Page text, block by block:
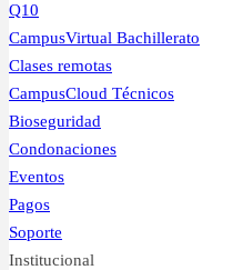
Q10
CampusVirtual Bachillerato
Clases remotas
CampusCloud Técnicos
Bioseguridad
Condonaciones
Eventos
Pagos
Soporte
Institucional